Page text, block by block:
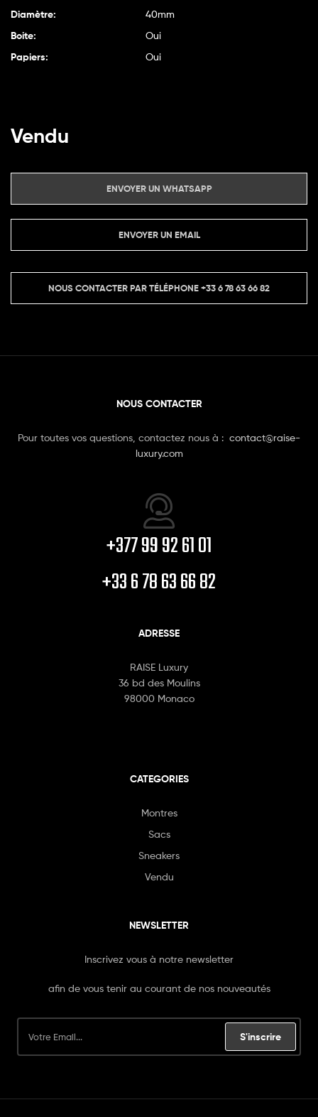
Diamètre: 40mm
Boite: Oui
Papiers: Oui
Vendu
ENVOYER UN WHATSAPP
ENVOYER UN EMAIL
NOUS CONTACTER PAR TÉLÉPHONE+33 6 78 63 66 82
NOUS CONTACTER
Pour toutes vos questions, contactez nous à : contact@raise-
luxury.com
+377 99 92 61 01
+33 6 78 63 66 82
ADRESSE
RAISE Luxury
36 bd des Moulins
98000 Monaco
CATEGORIES
Montres
Sacs
Sneakers
Vendu
NEWSLETTER
Inscrivez vous à notre newsletter
afin de vous tenir au courant de nos nouveautés
S'inscrire